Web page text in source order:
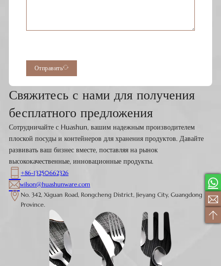
Свяжитесь с нами для получения
бесплатного предложения
Сотрудничайте с Huashun, вашим надежным производителем
плоской посуды и контейнеров для хранения продуктов. Давайте
развивать ваш бизнес вместе, поставляя на рынок
высококачественные, инновационные продукты.
+86-13250662326
wilson@huashunware.com
No. 342, Xiguan Road, Rongcheng District, Jieyang City, Guangdong
Province.
Отправить